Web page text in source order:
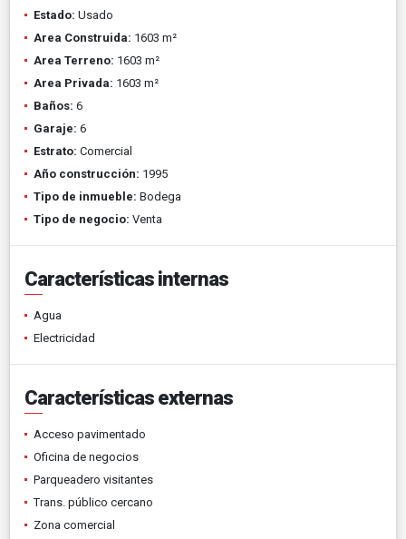
Estado: Usado
Area Construida: 1603 m²
Area Terreno: 1603 m²
Area Privada: 1603 m²
Baños: 6
Garaje: 6
Estrato: Comercial
Año construcción: 1995
Tipo de inmueble: Bodega
Tipo de negocio: Venta
Características internas
Agua
Electricidad
Características externas
Acceso pavimentado
Oficina de negocios
Parqueadero visitantes
Trans. público cercano
Zona comercial